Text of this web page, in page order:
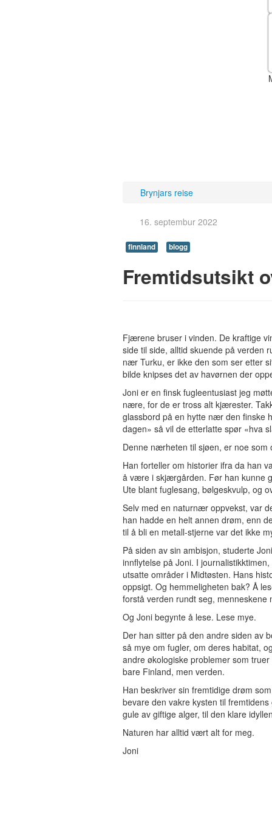
Brynjars reise
16. septembur 2022
finnland blogg
Fremtidsutsikt
Fjærene bruser i vinden. De kraftige
side til side, alltid skuende på verden
nær Turku, er ikke den som ser etter
bilde knipses det av havørnen der
Joni er en finsk fugleentusiast jeg
nære, for de er tross alt kjærester.
glassbord på en hytte nær den finske
dagen» så vil de etterlatte spør «hva
Denne nærheten til sjøen, er noe
Han forteller om historier ifra da han
å være i skjærgården. Før han kunne
Ute blant fuglesang, bølgeskvulp, og
Selv med en naturnær oppvekst, var
han hadde en helt annen drøm, enn
til å bli en metall-stjerne var det ikke
På siden av sin ambisjon, studerte
innflytelse på Joni. I
utsatte områder i Midtøsten. Hans
oppsigt. Og hemmeligheten bak? Å
forstå verden rundt seg,
Og Joni begynte å lese. Lese mye.
Der han sitter på den andre siden av
så mye om fugler, om deres habitat,
andre økologiske problemer som
bare Finland, men verden.
Han beskriver sin fremtidige drøm
bevare den vakre kysten til
gule av giftige alger, til den klare
Naturen har alltid vært alt for meg.
Joni